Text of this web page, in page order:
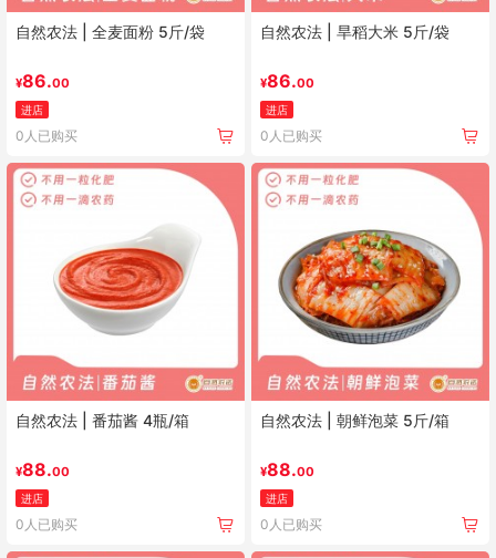
自然农法 | 全麦面粉 5斤/袋
¥86.00
进店
0人已购买
自然农法 | 旱稻大米 5斤/袋
¥86.00
进店
0人已购买
自然农法 | 番茄酱 4瓶/箱
¥88.00
进店
0人已购买
自然农法 | 朝鲜泡菜 5斤/箱
¥88.00
进店
0人已购买